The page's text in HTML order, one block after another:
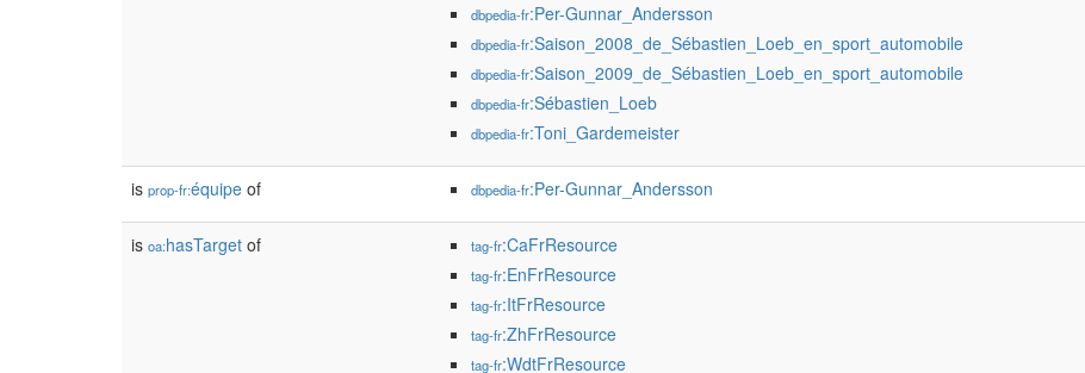
dbpedia-fr:Per-Gunnar_Andersson
dbpedia-fr:Saison_2008_de_Sébastien_Loeb_en_sport_automobile
dbpedia-fr:Saison_2009_de_Sébastien_Loeb_en_sport_automobile
dbpedia-fr:Sébastien_Loeb
dbpedia-fr:Toni_Gardemeister
is prop-fr:équipe of dbpedia-fr:Per-Gunnar_Andersson
is oa:hasTarget of tag-fr:CaFrResource
tag-fr:EnFrResource
tag-fr:ItFrResource
tag-fr:ZhFrResource
tag-fr:WdtFrResource